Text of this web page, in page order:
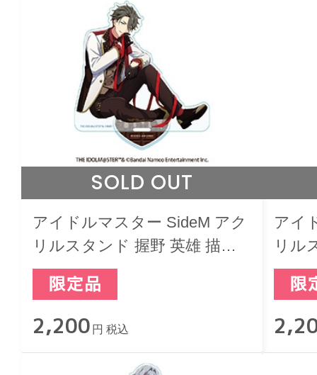
SOLD OUT
アイドルマスター SideM アク
リルスタンド 握野 英雄 描き
下ろし バレンタインライブ
2026 -Sweet Style by 2022-
2,200 円 税込
アイ
リル
下ろ